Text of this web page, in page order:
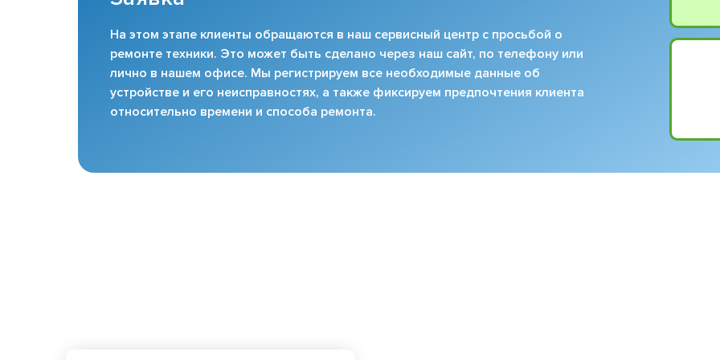
На этом этапе клиенты обращаются в наш сервисный центр с просьбой о
ремонте техники. Это может быть сделано через наш сайт, по телефону или
лично в нашем офисе. Мы регистрируем все необходимые данные об
устройстве и его неисправностях, а также фиксируем предпочтения клиента
относительно времени и способа ремонта.